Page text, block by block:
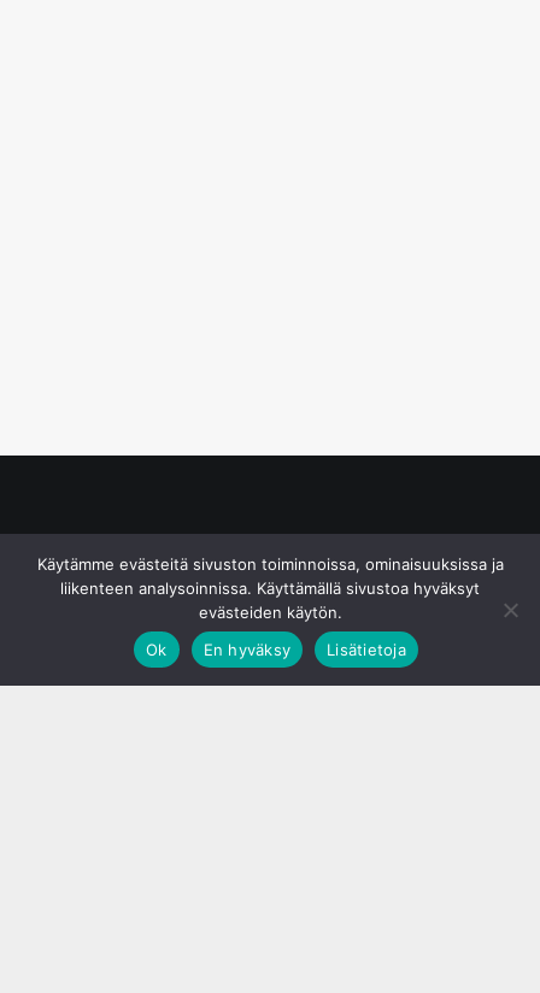
Käytämme evästeitä sivuston toiminnoissa, ominaisuuksissa ja
liikenteen analysoinnissa. Käyttämällä sivustoa hyväksyt
evästeiden käytön.
Ok
En hyväksy Lisätietoja